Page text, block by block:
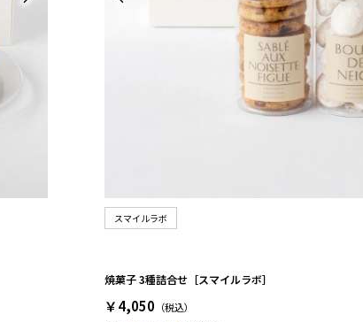
スマイルラボ
焼菓子 3種詰合せ［スマイルラボ］
￥4,050 （税込）